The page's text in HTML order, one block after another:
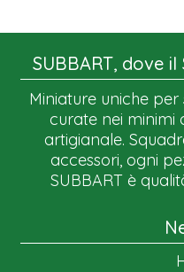
SUBBART, dove
Miniature uniche
curate nei minimi
artigianale.
accessori, ogni
SUBBART è